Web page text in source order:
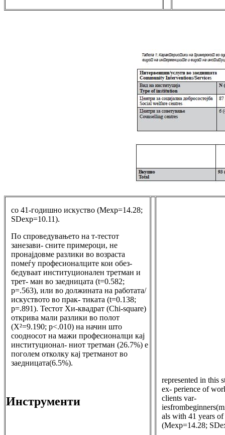
со 41-годишно искуство (Mexp=14.28;
SDexp=10.11).
По спроведувањето на т-тестот
занезави- сните примероци, не
пронајдовме разлики во возраста
помеѓу професионалците кои обез-
бедуваат институционален третман и
трет- ман во заедницата (t=0.582;
p=.563), или во должината на работата/
искуството во прак- тиката (t=0.138;
p=.891). Тестот Хи-квадрат (Chi-square)
открива мали разлики во полот
(Χ²=9.190; p<.010) на начин што
соодносот на мажи професионалци кај
институционал- ниот третман (26.7%) е
поголем отколку кај третманот во
заедницата(6.5%).
Инструменти
represented in this
ex- perience of
clients var-
als with 41 years of
(Mexp=14.28;